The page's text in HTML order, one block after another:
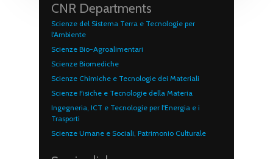
CNR Departments
Scienze del Sistema Terra e Tecnologie per
l'Ambiente
Scienze Bio-Agroalimentari
Scienze Biomediche
Scienze Chimiche e Tecnologie dei Materiali
Scienze Fisiche e Tecnologie della Materia
Ingegneria, ICT e Tecnologie per l'Energia e i
Trasporti
Scienze Umane e Sociali, Patrimonio Culturale